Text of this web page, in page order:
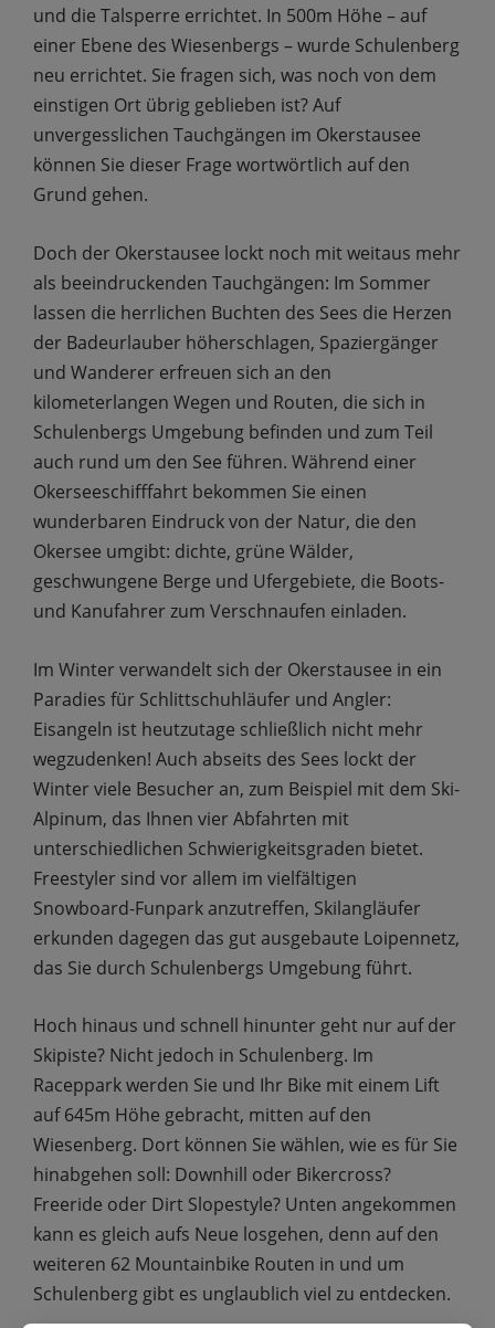
und die Talsperre errichtet. In 500m Höhe – auf
einer Ebene des Wiesenbergs – wurde Schulenberg
neu errichtet. Sie fragen sich, was noch von dem
einstigen Ort übrig geblieben ist? Auf
unvergesslichen Tauchgängen im Okerstausee
können Sie dieser Frage wortwörtlich auf den
Grund gehen.
Doch der Okerstausee lockt noch mit weitaus mehr
als beeindruckenden Tauchgängen: Im Sommer
lassen die herrlichen Buchten des Sees die Herzen
der Badeurlauber höherschlagen, Spaziergänger
und Wanderer erfreuen sich an den
kilometerlangen Wegen und Routen, die sich in
Schulenbergs Umgebung befinden und zum Teil
auch rund um den See führen. Während einer
Okerseeschifffahrt bekommen Sie einen
wunderbaren Eindruck von der Natur, die den
Okersee umgibt: dichte, grüne Wälder,
geschwungene Berge und Ufergebiete, die Boots-
und Kanufahrer zum Verschnaufen einladen.
Im Winter verwandelt sich der Okerstausee in ein
Paradies für Schlittschuhläufer und Angler:
Eisangeln ist heutzutage schließlich nicht mehr
wegzudenken! Auch abseits des Sees lockt der
Winter viele Besucher an, zum Beispiel mit dem Ski-
Alpinum, das Ihnen vier Abfahrten mit
unterschiedlichen Schwierigkeitsgraden bietet.
Freestyler sind vor allem im vielfältigen
Snowboard-Funpark anzutreffen, Skilangläufer
erkunden dagegen das gut ausgebaute Loipennetz,
das Sie durch Schulenbergs Umgebung führt.
Hoch hinaus und schnell hinunter geht nur auf der
Skipiste? Nicht jedoch in Schulenberg. Im
Raceppark werden Sie und Ihr Bike mit einem Lift
auf 645m Höhe gebracht, mitten auf den
Wiesenberg. Dort können Sie wählen, wie es für Sie
hinabgehen soll: Downhill oder Bikercross?
Freeride oder Dirt Slopestyle? Unten angekommen
kann es gleich aufs Neue losgehen, denn auf den
weiteren 62 Mountainbike Routen in und um
Schulenberg gibt es unglaublich viel zu entdecken.